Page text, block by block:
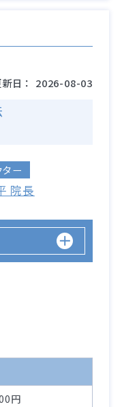
日： 2026-08-03
ー
院長
円